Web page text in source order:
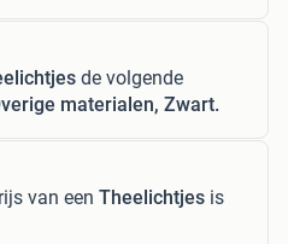
de volgende
materialen, Zwart.
van een Theelichtjes is